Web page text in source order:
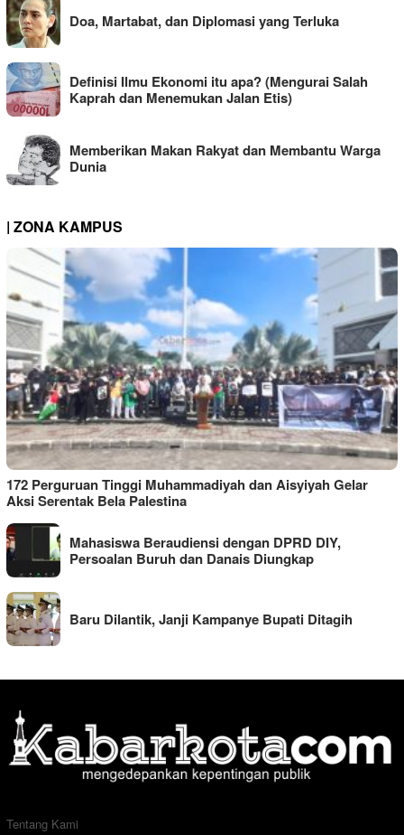
Doa, Martabat, dan Diplomasi yang Terluka
Definisi Ilmu Ekonomi itu apa? (Mengurai Salah
Kaprah dan Menemukan Jalan Etis)
Memberikan Makan Rakyat dan Membantu Warga
Dunia
| ZONA KAMPUS
172 Perguruan Tinggi Muhammadiyah dan Aisyiyah Gelar
Aksi Serentak Bela Palestina
Mahasiswa Beraudiensi dengan DPRD DIY,
Persoalan Buruh dan Danais Diungkap
Baru Dilantik, Janji Kampanye Bupati Ditagih
Tentang Kami